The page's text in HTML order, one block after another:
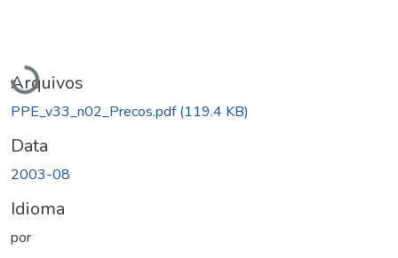
Carregando...
Arquivos
PPE_v33_n02_Precos.pdf(119.4 KB)
Data
2003-08
Idioma
por